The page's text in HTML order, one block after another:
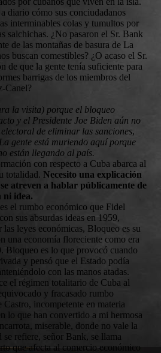
diario cómo sus conciudadanos
interminables colas y tumultos por
salchichas. ¿No pasaron el Sr. Bank
de las montañas de basura de La
buscan comestibles? ¿O acaso el Sr.
de que la gente tenía suficiente para
barrigas de los miembros del
Canel?
la visita) porque el bloqueo
y el Presidente Joe Biden aún no
de eliminar las sanciones,
La gente está muriendo aquí porque
están llegando al país.
con respecto a Cuba abarca al
totalidad. Necesito una explicación
atreven a hablar públicamente de
ni idea.
el rumbo económico que Fidel
sus absurdas ideas en 1959,
leyes económicas, Bloqueo es su
una economía floreciente como era
Bloqueo es lo que provocó cuando
y pensó que el Estado podía
con las manos atadas.
el régimen totalitario de Cuba al
y fracasado rumbo
Castro, incompetente en materia
lo que han convertido a mi hermosa
miserable, donde no vale la
se refiere, señor Bank, se llama
que afecta al comercio económico